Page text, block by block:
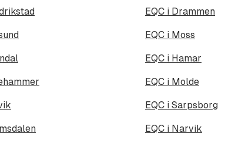
EQC i Drammen
EQC i Moss
EQC i Hamar
EQC i Molde
EQC i Sarpsborg
EQC i Narvik